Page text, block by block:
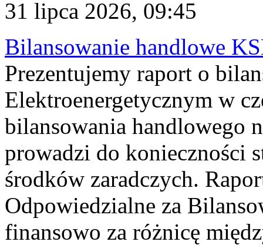
31 lipca 2026, 09:45
Bilansowanie handlowe
Prezentujemy raport o
Elektroenergetycznym w
bilansowania handlowego
prowadzi do konieczności
środków zaradczych.
Odpowiedzialne za
finansowo za różnicę